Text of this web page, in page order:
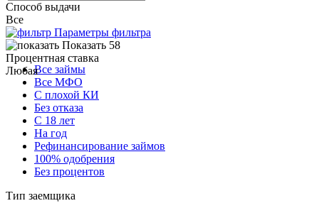
Способ выдачи
Все
Параметры фильтра
Показать 58
Процентная ставка
ЛюбаяВсе займы
Все МФО
С плохой КИ
Без отказа
С 18 лет
На год
Рефинансирование займов
100% одобрения
Без процентов
Тип заемщика